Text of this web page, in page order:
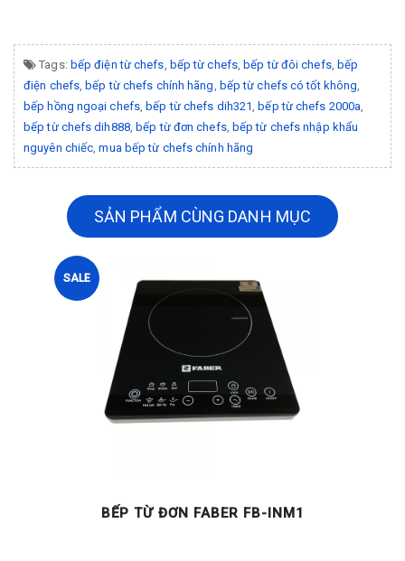
Tags: bếp điện từ chefs, bếp từ chefs, bếp từ đôi chefs, bếp
điện chefs, bếp từ chefs chính hãng, bếp từ chefs có tốt không,
bếp hồng ngoại chefs, bếp từ chefs dih321, bếp từ chefs 2000a,
bếp từ chefs dih888, bếp từ đơn chefs, bếp từ chefs nhập khẩu
nguyên chiếc,mua bếp từ chefs chính hãng
SẢN PHẨM CÙNG DANH MỤC
SALE
BẾP TỪ ĐƠN FABER FB-INM1